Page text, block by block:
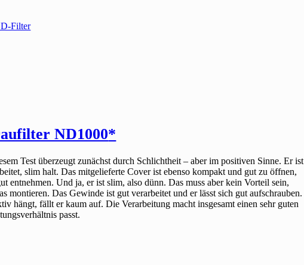
ND1000
Test überzeugt zunächst durch Schlichtheit – aber im positiven Sinne. Er ist
slim halt. Das mitgelieferte Cover ist ebenso kompakt und gut zu öffnen,
entnehmen. Und ja, er ist slim, also dünn. Das muss aber kein Vorteil sein,
montieren. Das Gewinde ist gut verarbeitet und er lässt sich gut aufschrauben.
hängt, fällt er kaum auf. Die Verarbeitung macht insgesamt einen sehr guten
passt.